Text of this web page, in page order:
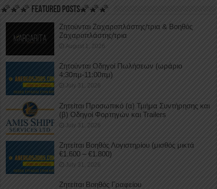
🌠🌠🌠 FEATURED POSTS🌠🌠🌠
Ζητούνται Ζαχαροπλάστης/τρια & Βοηθός
Ζαχαροπλάστης/τρια
August 1, 2026
Ζητούνται Οδηγοί Πωλήσεων (ωράριο
4:30πμ-11:00πμ)
July 31, 2026
Ζητείται Προσωπικό (α) Τμήμα Συντήρησης και
(β) Οδηγοί Φορτηγών και Trailers
July 31, 2026
Ζητείται Βοηθός Λογιστηρίου (μισθός μικτά
€1.600 – €1.800)
July 31, 2026
Ζητείται Βοηθός Γραφείου